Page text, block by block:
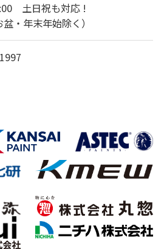
土日祝も対応 !
盆・年末年始除く）